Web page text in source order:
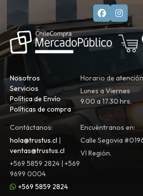
Nosotros
Servicios
Política de Envío
Políticas de compra
Horario de
Lunes a Viernes
9.00 a 17.30 hrs.
Contáctanos:
hola@trustus.cl |
ventas@trustus.cl
+569 5859 2824 | +569
9699 0004
+569 5859 2824
Encuéntranos en:
Calle Segovia
VI Región.